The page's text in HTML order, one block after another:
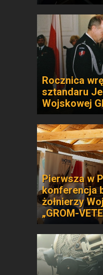
Rocznica
sztandaru
Wojskowej
Pierwsza w
konferencja
żołnierzy
„GROM-